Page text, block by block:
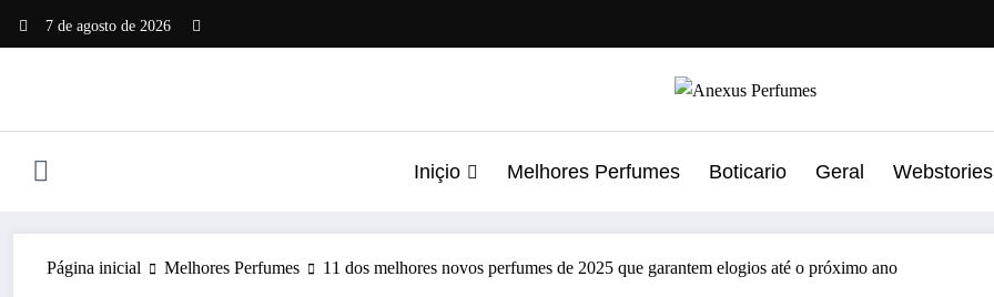
7 de agosto de 2026
Iniçio Melhores Perfumes Boticario Geral Webstories
Página inicial Melhores Perfumes 11 dos melhores novos perfumes de 2025 que garantem elogios até o próximo ano